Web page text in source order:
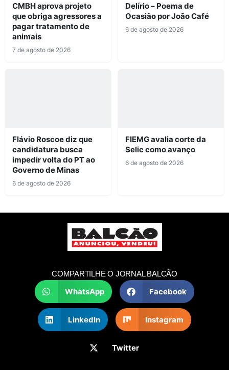
CMBH aprova projeto
que obriga agressores a
pagar tratamento de
animais
7 de agosto de 2026
Delírio – Poema de
Ocasião por João Café
6 de agosto de 2026
Flávio Roscoe diz que
candidatura busca
impedir volta do PT ao
Governo de Minas
6 de agosto de 2026
FIEMG avalia corte da
Selic como avanço
6 de agosto de 2026
COMPARTILHE O JORNAL BALCÃO
WhatsApp Facebook
LinkedIn Instagram
Twitter